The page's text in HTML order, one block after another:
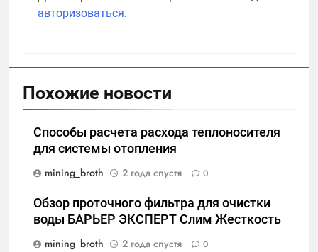
авторизоваться.
Похожие новости
Способы расчета расхода теплоносителя
для системы отопления
mining_broth
2 года спустя 0
Обзор проточного фильтра для очистки
воды БАРЬЕР ЭКСПЕРТ Слим Жесткость
mining_broth
2 года спустя 0